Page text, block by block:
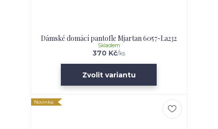
Dámské domácí pantofle Mjartan 6057-La232
370 Kč/ks
Skladem
Zvolit variantu
Novinka